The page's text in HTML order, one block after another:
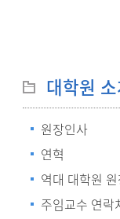
대학원
원장인사
연혁
역대 대학원
주임교수 연락